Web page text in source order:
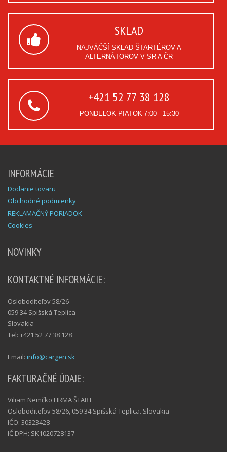
SKLAD
NAJVÄČŠÍ SKLAD ŠTARTÉROV A
ALTERNÁTOROV V SR A ČR
+421 52 77 38 128
PONDELOK-PIATOK 7:00 - 15:30
INFORMÁCIE
Dodanie tovaru
Obchodné podmienky
REKLAMAČNÝ PORIADOK
Cookies
NOVINKY
KONTAKTNÉ INFORMÁCIE:
Osloboditeľov 58/26
059 34 Spišská Teplica
Slovakia
Tel: +421 52 77 38 128
Email: info@cargen.sk
FAKTURAČNÉ ÚDAJE:
Viliam Nemčko FIRMA ŠTART
Osloboditeľov 58/26, 059 34 Spišská Teplica. Slovakia
IČO: 30323428
IČ DPH: SK1020728137